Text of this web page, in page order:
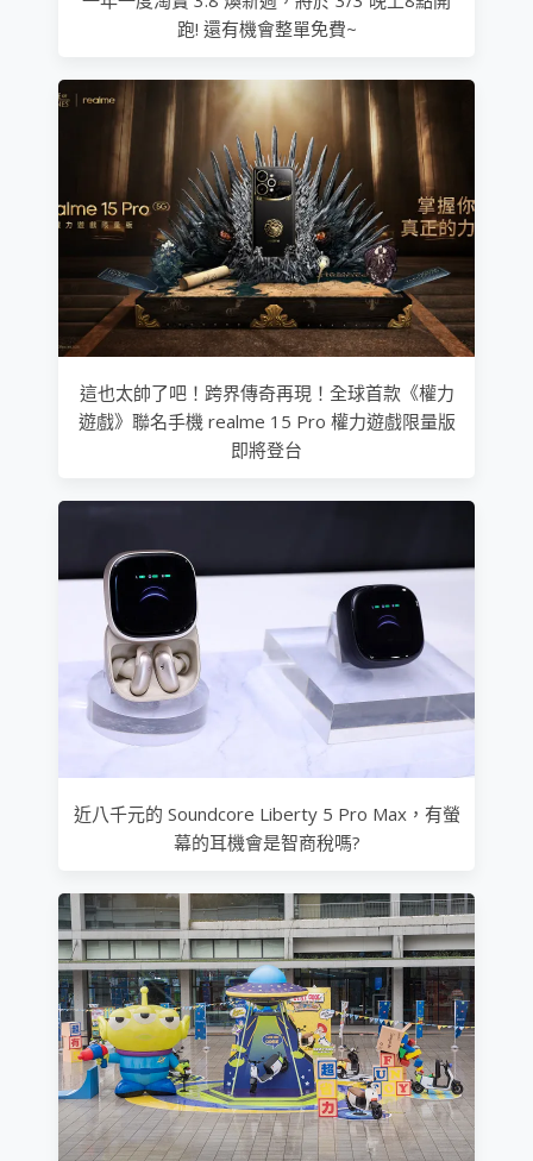
跑! 還有機會整單免費~
這也太帥了吧！跨界傳奇再現！全球首款《權力
遊戲》聯名手機 realme 15 Pro 權力遊戲限量版
即將登台
近八千元的 Soundcore Liberty 5 Pro Max，有螢
幕的耳機會是智商稅嗎?